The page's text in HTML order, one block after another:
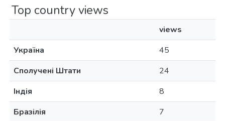
Top country views
views
Україна
45
Сполучені Штати
24
Індія
8
Бразілія
7